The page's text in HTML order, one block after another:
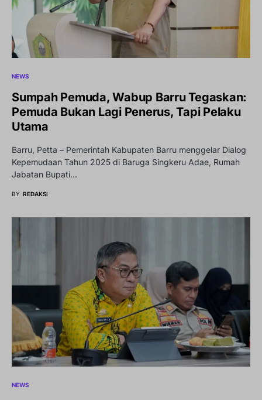
NEWS
Sumpah Pemuda, Wabup Barru Tegaskan:
Pemuda Bukan Lagi Penerus, Tapi Pelaku
Utama
Barru, Petta – Pemerintah Kabupaten Barru menggelar Dialog
Kepemudaan Tahun 2025 di Baruga Singkeru Adae, Rumah
Jabatan Bupati…
BY REDAKSI
NEWS